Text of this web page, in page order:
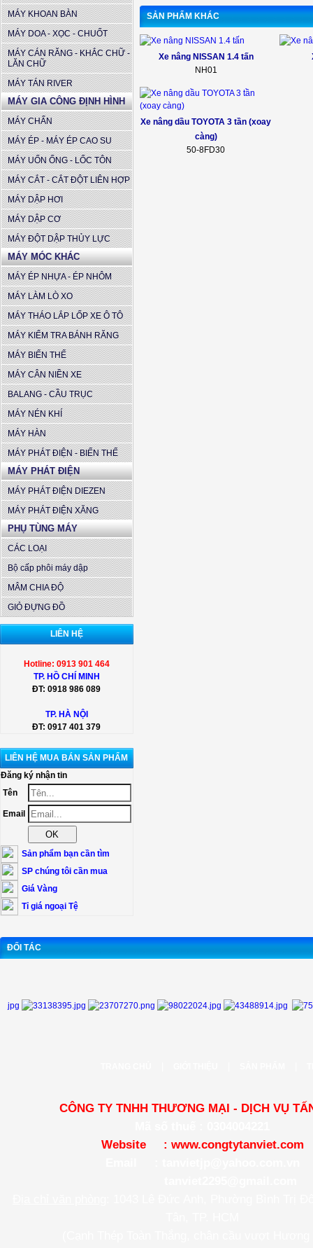
MÁY KHOAN BÀN
MÁY DOA - XỌC - CHUỐT
MÁY CÁN RĂNG - KHẮC CHỮ -
LĂN CHỮ
MÁY TÁN RIVER
MÁY GIA CÔNG ĐỊNH HÌNH
MÁY CHẤN
MÁY ÉP - MÁY ÉP CAO SU
MÁY UỐN ỐNG - LỐC TÔN
MÁY CẮT - CẮT ĐỘT LIÊN HỢP
MÁY DẬP HƠI
MÁY DẬP CƠ
MÁY ĐỘT DẬP THỦY LỰC
MÁY MÓC KHÁC
MÁY ÉP NHỰA - ÉP NHÔM
MÁY LÀM LÒ XO
MÁY THÁO LẮP LỐP XE Ô TÔ
MÁY KIỂM TRA BÁNH RĂNG
MÁY BIẾN THẾ
MÁY CÂN NIỀN XE
BALANG - CẦU TRỤC
MÁY NÉN KHÍ
MÁY HÀN
MÁY PHÁT ĐIỆN - BIẾN THẾ
MÁY PHÁT ĐIỆN
MÁY PHÁT ĐIỆN DIEZEN
MÁY PHÁT ĐIỆN XĂNG
PHỤ TÙNG MÁY
CÁC LOẠI
Bộ cấp phôi máy dập
MÂM CHIA ĐỘ
GIỎ ĐỰNG ĐỒ
LIÊN HỆ
Hotline: 0913 901 464
TP. HỒ CHÍ MINH
ĐT:0918 986 089
TP. HÀ NỘI
ĐT:0917 401 379
LIÊN HỆ MUA BÁN SẢN PHẨM
Đăng ký nhận tin
Tên
Email
Sản phẩm bạn cần tìm
SP chúng tôi cần mua
Giá Vàng
Tỉ giá ngoại Tệ
SẢN PHẨM KHÁC
Xe nâng NISSAN 1.4 tấn
NH01
Xe nâng dầu TOYOTA 3 tần (xoay
càng)
50-8FD30
ĐỐI TÁC
CÔNG TY TNHH THƯƠNG MẠI - DỊCH VỤ
Website : www.congtytanviet.com